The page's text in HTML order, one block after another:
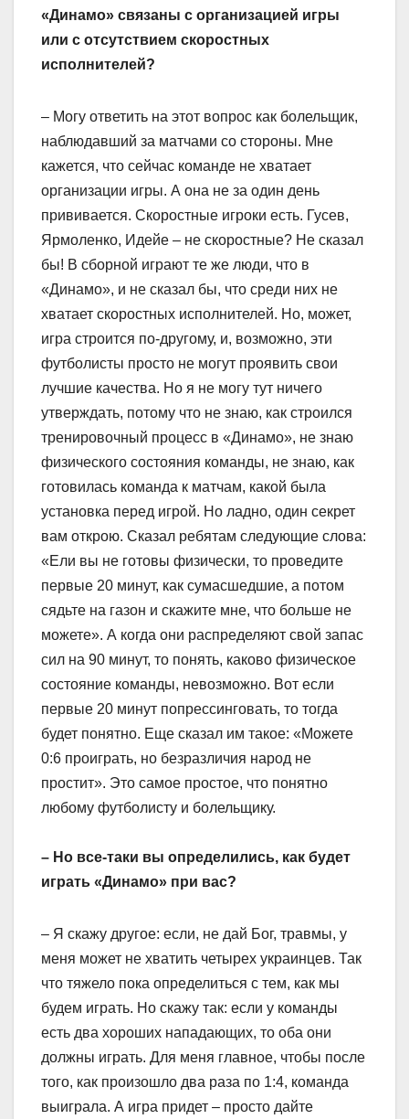
«Динамо» связаны с организацией игры
или с отсутствием скоростных
исполнителей?
– Могу ответить на этот вопрос как болельщик,
наблюдавший за матчами со стороны. Мне
кажется, что сейчас команде не хватает
организации игры. А она не за один день
прививается. Скоростные игроки есть. Гусев,
Ярмоленко, Идейе – не скоростные? Не сказал
бы! В сборной играют те же люди, что в
«Динамо», и не сказал бы, что среди них не
хватает скоростных исполнителей. Но, может,
игра строится по-другому, и, возможно, эти
футболисты просто не могут проявить свои
лучшие качества. Но я не могу тут ничего
утверждать, потому что не знаю, как строился
тренировочный процесс в «Динамо», не знаю
физического состояния команды, не знаю, как
готовилась команда к матчам, какой была
установка перед игрой. Но ладно, один секрет
вам открою. Сказал ребятам следующие слова:
«Ели вы не готовы физически, то проведите
первые 20 минут, как сумасшедшие, а потом
сядьте на газон и скажите мне, что больше не
можете». А когда они распределяют свой запас
сил на 90 минут, то понять, каково физическое
состояние команды, невозможно. Вот если
первые 20 минут попрессинговать, то тогда
будет понятно. Еще сказал им такое: «Можете
0:6 проиграть, но безразличия народ не
простит». Это самое простое, что понятно
любому футболисту и болельщику.
– Но все-таки вы определились, как будет
играть «Динамо» при вас?
– Я скажу другое: если, не дай Бог, травмы, у
меня может не хватить четырех украинцев. Так
что тяжело пока определиться с тем, как мы
будем играть. Но скажу так: если у команды
есть два хороших нападающих, то оба они
должны играть. Для меня главное, чтобы после
того, как произошло два раза по 1:4, команда
выиграла. А игра придет – просто дайте